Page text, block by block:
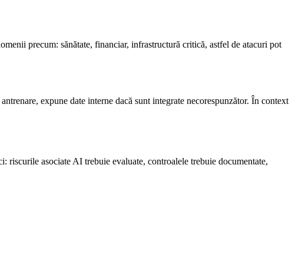
precum: sănătate, financiar, infrastructură critică, astfel de atacuri pot
expune date interne dacă sunt integrate necorespunzător. În context
riscurile asociate AI trebuie evaluate, controalele trebuie documentate,